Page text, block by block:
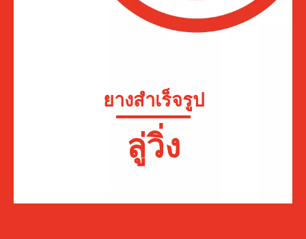
ยางสำเร็จรูป
ลู่วิ่ง